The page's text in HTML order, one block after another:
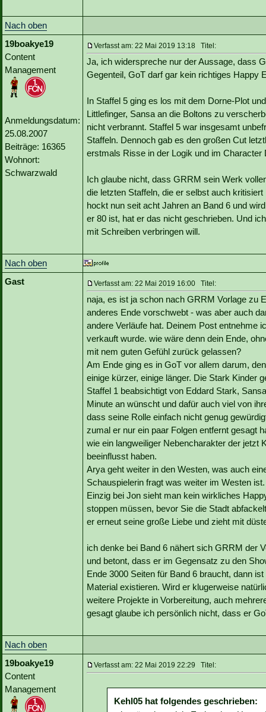
Nach oben
19boakye19
Content
Management
Anmeldungsdatum:
25.08.2007
Beiträge: 16365
Wohnort:
Schwarzwald
Verfasst am: 22 Mai 2019 13:18 Titel:
Ja, ich widerspreche nur der Aussage, dass
Gegenteil, GoT darf gar kein richtiges Happy
In Staffel 5 ging es los mit dem Dorne-Plot
Littlefinger, Sansa an die Boltons zu
nicht verbrannt. Staffel 5 war insgesamt
Staffeln. Dennoch gab es den großen Cut
erstmals Risse in der Logik und im Character
Ich glaube nicht, dass GRRM sein Werk
die letzten Staffeln, die er selbst auch
hockt nun seit acht Jahren an Band 6 und
er 80 ist, hat er das nicht geschrieben. Und
mit Schreiben verbringen will.
Nach oben
Gast
Verfasst am: 22 Mai 2019 16:00 Titel:
naja, es ist ja schon nach GRRM Vorlage zu
anderes Ende vorschwebt - was aber auch
andere Verläufe hat. Deinem Post entnehme
verkauft wurde. wie wäre denn dein Ende,
mit nem guten Gefühl zurück gelassen?
Am Ende ging es in GoT vor allem darum,
einige kürzer, einige länger. Die Stark Kinder
Staffel 1 beabsichtigt von Eddard Stark,
Minute an wünscht und dafür auch viel von
dass seine Rolle einfach nicht genug
zumal er nur ein paar Folgen entfernt gesagt
wie ein langweiliger Nebencharakter der jetzt
beeinflusst haben.
Arya geht weiter in den Westen, was auch
Schauspielerin fragt was weiter im Westen ist.
Einzig bei Jon sieht man kein wirkliches
stoppen müssen, bevor Sie die Stadt
er erneut seine große Liebe und zieht mit
ich denke bei Band 6 nähert sich GRRM der
und betont, dass er im Gegensatz zu den
Ende 3000 Seiten für Band 6 braucht, dann
Material existieren. Wird er klugerweise
weitere Projekte in Vorbereitung, auch
gesagt glaube ich persönlich nicht, dass er
Nach oben
19boakye19
Content
Management
Verfasst am: 22 Mai 2019 22:29 Titel:
Kehl05 hat folgendes geschrieben: